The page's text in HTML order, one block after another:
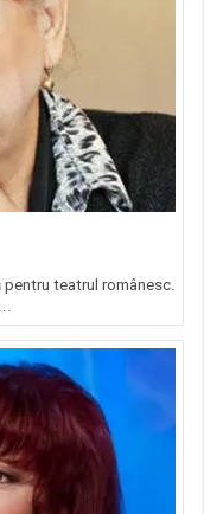
teatrul românesc.